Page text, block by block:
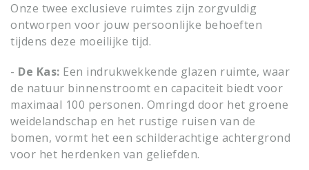
Onze twee exclusieve ruimtes zijn zorgvuldig
ontworpen voor jouw persoonlijke behoeften
tijdens deze moeilijke tijd.
- De Kas: Een indrukwekkende glazen ruimte, waar
de natuur binnenstroomt en capaciteit biedt voor
maximaal 100 personen. Omringd door het groene
weidelandschap en het rustige ruisen van de
bomen, vormt het een schilderachtige achtergrond
voor het herdenken van geliefden.